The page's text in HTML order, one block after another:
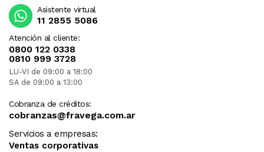
Atención al cliente:
0800 122 0338
0810 999 3728
LU-VI de 09:00 a 18:00
SA de 09:00 a 13:00
Cobranza de créditos:
cobranzas@fravega.com.ar
Servicios a empresas:
Ventas corporativas
Asistente virtual
11 2855 5086